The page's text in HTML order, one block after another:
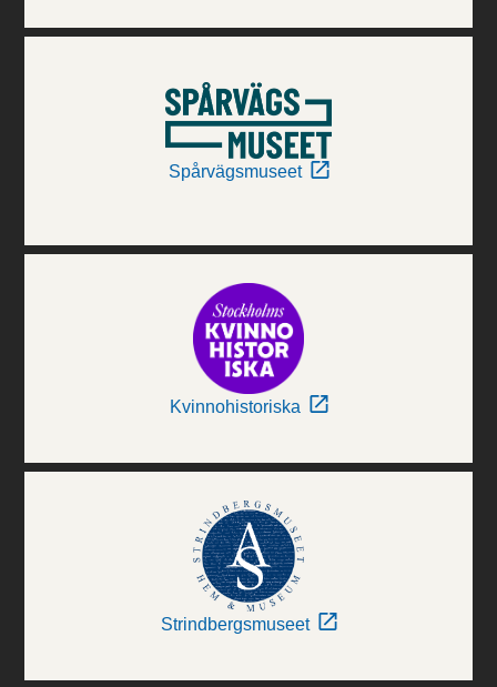
Spårvägsmuseet
Kvinnohistoriska
Strindbergsmuseet